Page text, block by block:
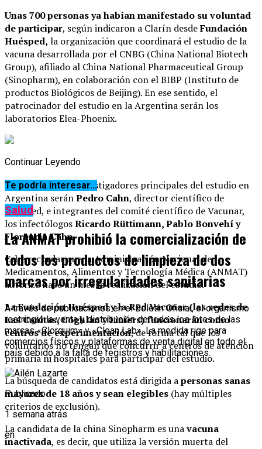
Unas 700 personas ya habían manifestado su voluntad
de participar, según indicaron a Clarín desdeFundación
Huésped, la organización que coordinará el estudio de la
vacuna desarrollada por el CNBG (China National Biotech
Group), afiliado al China National Pharmaceutical Group
(Sinopharm), en colaboración con el BIBP (Instituto de
productos Biológicos de Beijing). En ese sentido, el
patrocinador del estudio en la Argentina serán los
laboratorios Elea-Phoenix.
Por su parte, los investigadores principales del estudio en
Argentina seránPedro Cahn, director científico de
Huésped, e integrantes del comité científico de Vacunar,
los infectólogosRicardo Rüttimann, Pablo Bonvehí y
Florencia Cahn.
Cabe recordar que la Administración Nacional de
Medicamentos, Alimentos y Tecnología Médica (ANMAT)
autorizó hace un mes la realización del estudio.
La Fundación Huésped y la Red Vacunar (las sedes de
Las Cañitas, Coghlan y Liniers) funcionarán como
centros de experimentación, de forma tal que los
voluntarios no tengan que concurrir a centros de atención
primaria ni hospitales para participar del estudio.
La búsqueda de candidatos está dirigida apersonas sanas
mayores de 18 años y sean elegibles (hay múltiples
criterios de exclusión).
La candidata de la china Sinopharm es unavacuna
inactivada, es decir, que utiliza la versión muerta del
Continuar Leyendo
Te podría interesar...
Salud
La ANMAT prohibió la comercialización de
todos los productos de limpieza de dos
marcas por irregularidades sanitarias
A través de publicaciones en el Boletín Oficial, el organismo
restringió la venta y distribución de todos los lotes de las
marcas «Clorquim» y «Clean Lab». La medida rige para
comercios físicos y plataformas de venta digital en todo el
país debido a la falta de registros y habilitaciones.
Publicado
1 semana atrás
en